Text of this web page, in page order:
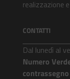
realizzazione
CONTATTI
Dal lunedì al
Numero